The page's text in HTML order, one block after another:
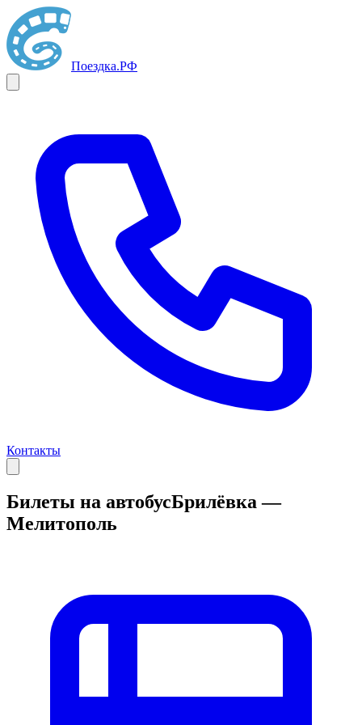
Поездка.РФ
Контакты
Билеты на автобусБрилёвка —
Мелитополь